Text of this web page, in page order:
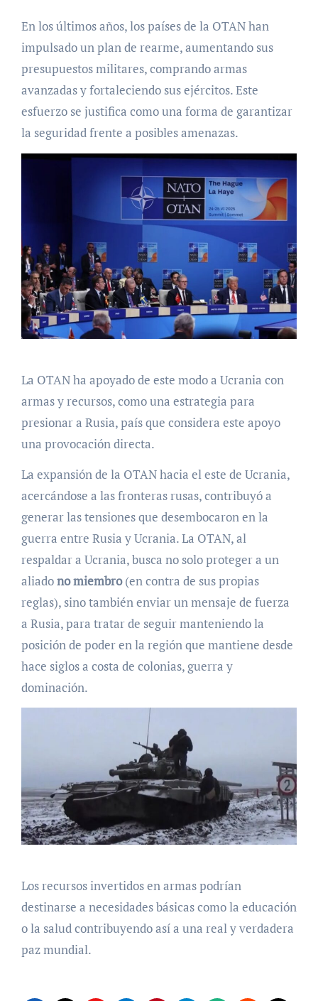
En los últimos años, los países de la OTAN han
impulsado un plan de rearme, aumentando sus
presupuestos militares, comprando armas
avanzadas y fortaleciendo sus ejércitos. Este
esfuerzo se justifica como una forma de garantizar
la seguridad frente a posibles amenazas.
La OTAN ha apoyado de este modo a Ucrania con
armas y recursos, como una estrategia para
presionar a Rusia, país que considera este apoyo
una provocación directa.
La expansión de la OTAN hacia el este de Ucrania,
acercándose a las fronteras rusas, contribuyó a
generar las tensiones que desembocaron en la
guerra entre Rusia y Ucrania. La OTAN, al
respaldar a Ucrania, busca no solo proteger a un
aliadono miembro(en contra de sus propias
reglas), sino también enviar un mensaje de fuerza
a Rusia, para tratar de seguir manteniendo la
posición de poder en la región que mantiene desde
hace siglos a costa de colonias, guerra y
dominación.
Los recursos invertidos en armas podrían
destinarse a necesidades básicas como la educación
o la salud contribuyendo así a una real y verdadera
paz mundial.